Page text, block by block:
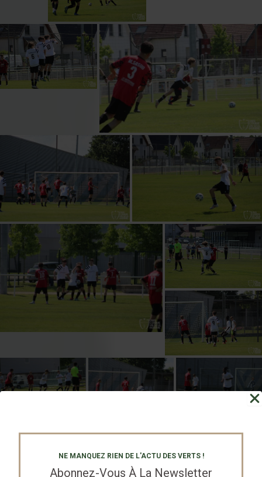
NE MANQUEZ RIEN DE L'ACTU DES VERTS !
Abonnez-Vous À La Newsletter